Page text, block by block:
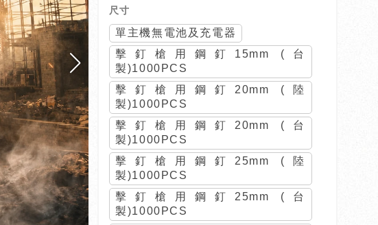
尺寸
單主機無電池及充電器
擊釘槍用鋼釘15mm (台
製)1000PCS
擊釘槍用鋼釘20mm (陸
製)1000PCS
擊釘槍用鋼釘20mm (台
製)1000PCS
擊釘槍用鋼釘25mm (陸
製)1000PCS
擊釘槍用鋼釘25mm (台
製)1000PCS